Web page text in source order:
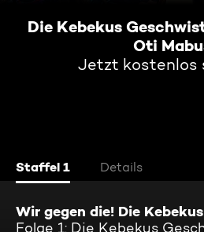
Die Kebekus
Oti
Jetzt kostenlos
Staffel 1 Details
Wir gegen die! Die
Folge 1: Die Kebekus